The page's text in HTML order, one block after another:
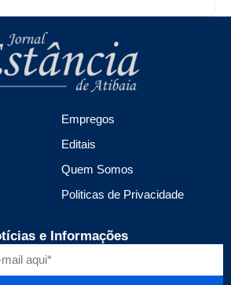
Empregos
Editais
Quem Somos
Politicas de Privacidade
e Informações